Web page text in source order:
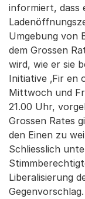
informiert, dass
Umgebung von
dem Grossen
wird, wie er sie
Initiative ‚Fir en
Mittwoch und
21.00 Uhr,
Grossen Rates
den Einen zu
Schliesslich
Liberalisierung